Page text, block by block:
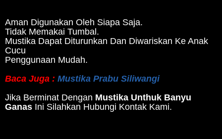
Aman Digunakan Oleh Siapa Saja.
Tidak Memakai Tumbal.
Mustika Dapat Diturunkan Dan Diwariskan Ke Anak
Cucu
Penggunaan Mudah.
Baca Juga : Mustika Prabu Siliwangi
Jika Berminat Dengan Mustika Unthuk Banyu
Ganas Ini Silahkan Hubungi Kontak Kami.